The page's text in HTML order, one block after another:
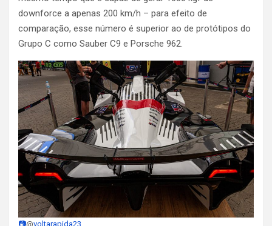
downforce a apenas 200 km/h – para efeito de
comparação, esse número é superior ao de protótipos do
Grupo C como Sauber C9 e Porsche 962.
📷@voltarapida23